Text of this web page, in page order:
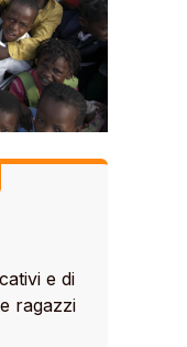
e di
ragazzi